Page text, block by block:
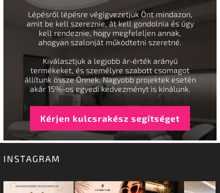
Lépésről lépésre végigvezetjük Önt mindazon,
amit be kell szereznie, át kell gondolnia és úgy
kell rendeznie, hogy megfeleljen annak,
ahogyan szalonját működtetni szeretné.
Kiválasztjuk a legjobb ár-érték arányú
termékeket, és személyre szabott csomagot
állítunk össze Önnek. Nagyobb projektek esetén
akár 15%-os egyedi kedvezményt is kínálunk.
Kérjen kulcsrakész segítséget
INSTAGRAM